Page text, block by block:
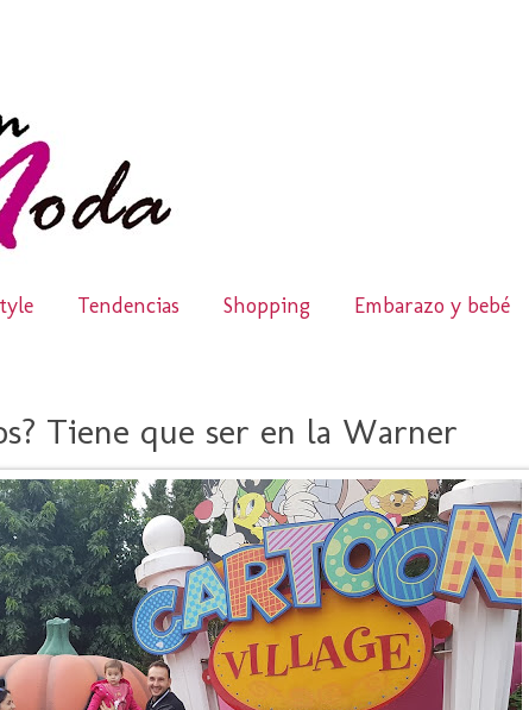
Tendencias Shopping Embarazo y bebé
Tiene que ser en la Warner